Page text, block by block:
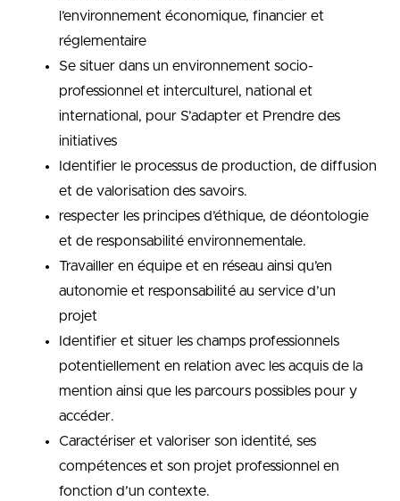
l’environnement économique, financier et
réglementaire
Se situer dans un environnement socio-
professionnel et interculturel, national et
international, pour S’adapter et Prendre des
initiatives
Identifier le processus de production, de diffusion
et de valorisation des savoirs.
respecter les principes d’éthique, de déontologie
et de responsabilité environnementale.
Travailler en équipe et en réseau ainsi qu’en
autonomie et responsabilité au service d’un
projet
Identifier et situer les champs professionnels
potentiellement en relation avec les acquis de la
mention ainsi que les parcours possibles pour y
accéder.
Caractériser et valoriser son identité, ses
compétences et son projet professionnel en
fonction d’un contexte.